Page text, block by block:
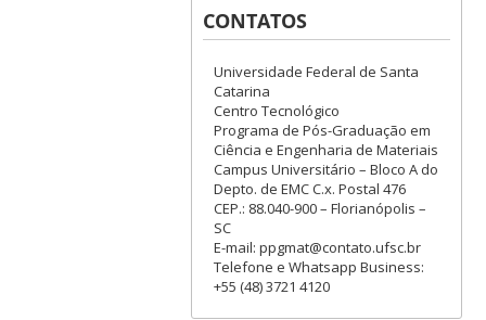
CONTATOS
Universidade Federal de Santa
Catarina
Centro Tecnológico
Programa de Pós-Graduação em
Ciência e Engenharia de Materiais
Campus Universitário – Bloco A do
Depto. de EMC C.x. Postal 476
CEP.: 88.040-900 – Florianópolis –
SC
E-mail: ppgmat@contato.ufsc.br
Telefone e Whatsapp Business:
+55 (48) 3721 4120